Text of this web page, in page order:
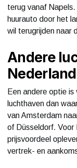
terug vanaf
huurauto door het
wil terugrijden naar
Andere
Een andere optie
luchthaven dan
van Amsterdam
of Düsseldorf. Voor
prijsvoordeel
vertrek- en